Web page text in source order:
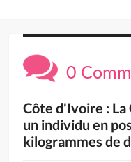
0
Côte d'Ivoire :
un individu en
kilogrammes de